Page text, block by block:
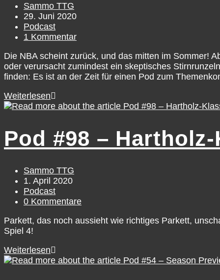
Beitrags-
Autor:
Sammo TTG
Beitrag
veröffentlicht:
29. Juni 2020
Beitrags-
Kategorie:
Podcast
Beitrags-
1 Kommentar
Die NBA scheint zurück, und das mitten im Sommer!
oder verursacht zumindest ein skeptisches
finden: Es ist an der Zeit für einen Pod zum
WeiterlesenPOD
#116
Up,
NBA!?
Bubble-
Edition)
Pod #98 –
Beitrags-
Autor:
Sammo TTG
Beitrag
veröffentlicht:
1. April 2020
Beitrags-
Kategorie:
Podcast
Beitrags-
0 Kommentare
Parkett, das noch aussieht wie richtiges Parkett,
Spiel 4!
WeiterlesenPod
#98